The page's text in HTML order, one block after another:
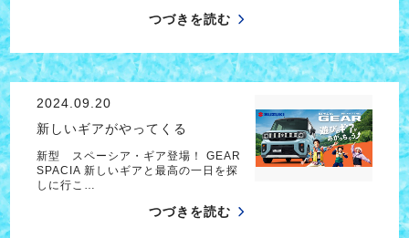
つづきを読む
2024.09.20
新しいギアがやってくる
新型 スペーシア・ギア登場！ GEAR
SPACIA 新しいギアと最高の一日を探
しに行こ…
つづきを読む